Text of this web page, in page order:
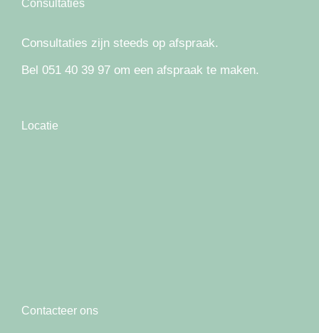
Consultaties
Consultaties zijn steeds op afspraak.
Bel 051 40 39 97 om een afspraak te maken.
Locatie
Contacteer ons